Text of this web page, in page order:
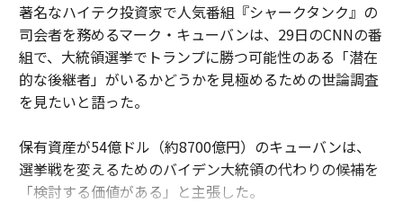
著名なハイテク投資家で人気番組『シャークタンク』の
司会者を務めるマーク・キューバンは、29日のCNNの番
組で、大統領選挙でトランプに勝つ可能性のある「潜在
的な後継者」がいるかどうかを見極めるための世論調査
を見たいと語った。
保有資産が54億ドル（約8700億円）のキューバンは、
選挙戦を変えるためのバイデン大統領の代わりの候補を
「検討する価値がある」と主張した。